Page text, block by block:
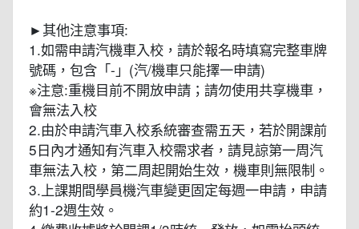
►其他注意事項:
1.如需申請汽機車入校，請於報名時填寫完整車牌
號碼，包含「-」(汽/機車只能擇一申請)
※注意:重機目前不開放申請；請勿使用共享機車，
會無法入校
2.由於申請汽車入校系統審查需五天，若於開課前
5日內才通知有汽車入校需求者，請見諒第一周汽
車無法入校，第二周起開始生效，機車則無限制。
3.上課期間學員機汽車變更固定每週一申請，申請
約1-2週生效。